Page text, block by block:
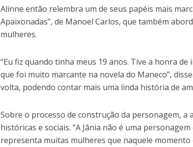
Alinne então relembra um de seus papéis mais
Apaixonadas”, de Manoel Carlos, que também
mulheres.
“Eu fiz quando tinha meus 19 anos. Tive a honra
que foi muito marcante na novela do Maneco”,
volta, podendo contar mais uma linda história de
Sobre o processo de construção da personagem,
históricas e sociais. “A Jânia não é uma
representa muitas mulheres que naquele